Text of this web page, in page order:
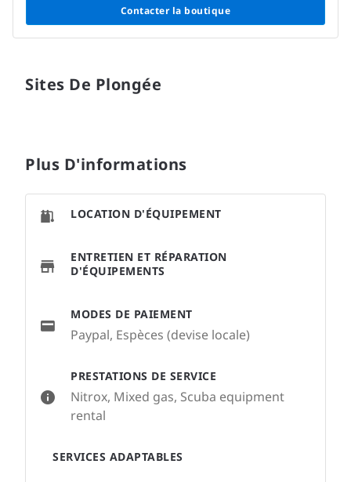
Contacter la boutique
Sites De Plongée
Plus D'informations
PRESTATIONS DE SERVICE
Nitrox, Mixed gas, Scuba equipment
rental
SERVICES ADAPTABLES
LOCATION D'ÉQUIPEMENT
ENTRETIEN ET RÉPARATION
D'ÉQUIPEMENTS
MODES DE PAIEMENT
Paypal, Espèces (devise locale)